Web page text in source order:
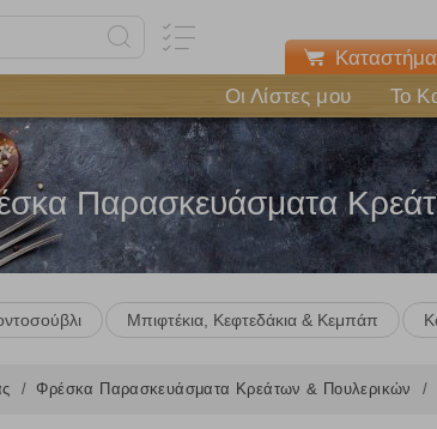
Οι Λίστες μου Το
Παρασκευάσματα
Μπιφτέκια, Κεφτεδάκια & Κεμπάπ
Φρέσκα Παρασκευάσματα Κρεάτων & Πουλερικών